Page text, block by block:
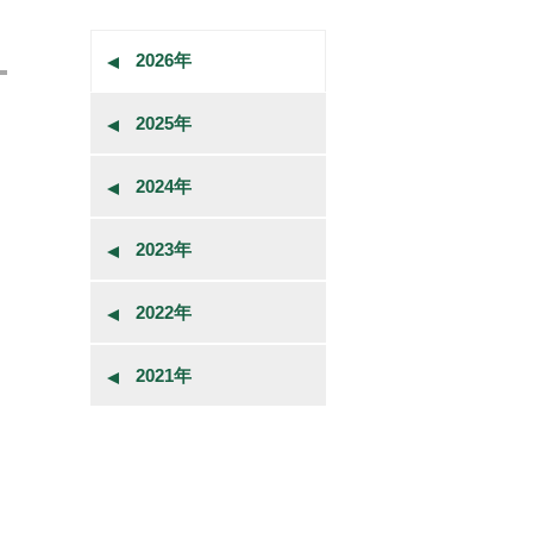
2026年
2025年
2024年
2023年
2022年
2021年